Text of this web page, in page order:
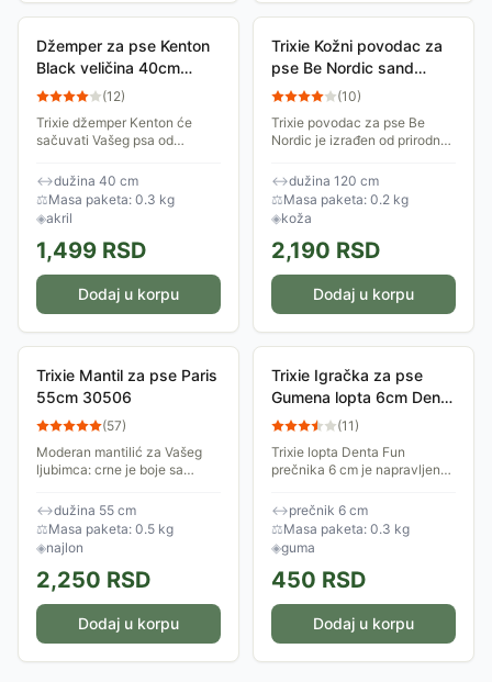
Džemper za pse Kenton
Black veličina 40cm
Trixie 680005
(12)
Trixie džemper Kenton će
sačuvati Vašeg psa od
po hladnom, ali suvom
vremenu. Ima ranflu oko vrata
i prednjih nogu, a za...
↔dužina 40 cm
⚖Masa paketa: 0.3 kg
◈akril
1,499 RSD
Dodaj u korpu
Trixie Kožni povodac za
pse Be Nordic sand
veličina XS-S 17401
(10)
Trixie povodac za pse Be
Nordic je izrađen od prirodne
za vezivanje na ogrlicu. Čvrst
je, izdržljiv i lepo izgleda....
↔dužina 120 cm
⚖Masa paketa: 0.2 kg
◈koža
2,190 RSD
Dodaj u korpu
Trixie Mantil za pse Paris
55cm 30506
(57)
Moderan mantilić za Vašeg
ljubimca: crne je boje sa
postavu koja se može skloniti,
zavisno od spoljnih
temperatura....
↔dužina 55 cm
⚖Masa paketa: 0.5 kg
◈najlon
2,250 RSD
Dodaj u korpu
Trixie Igračka za pse
Gumena lopta 6cm Denta
Fun 32941
(11)
Trixie lopta Denta Fun
prečnika 6 cm je napravljena
mentola, a vaš pas će je
obožavati, bilo da mu je
bacate da je donosi...
↔prečnik 6 cm
⚖Masa paketa: 0.3 kg
◈guma
450 RSD
Dodaj u korpu